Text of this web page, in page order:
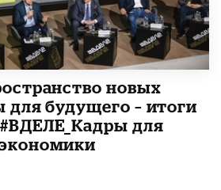
новых
для будущего – итоги
для